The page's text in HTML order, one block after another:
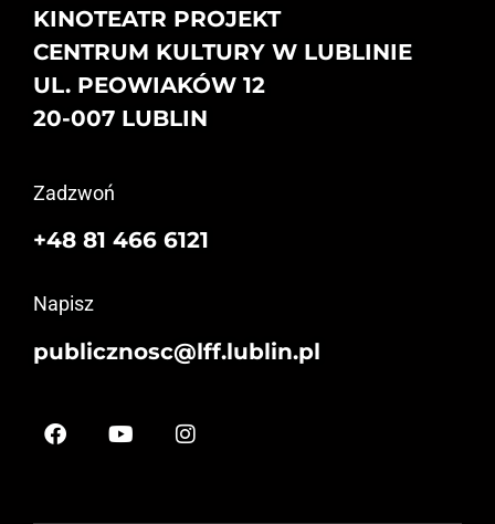
KINOTEATR PROJEKT
CENTRUM KULTURY W LUBLINIE
UL. PEOWIAKÓW 12
20-007 LUBLIN
Zadzwoń
+48 81 466 6121
Napisz
publicznosc@lff.lublin.pl